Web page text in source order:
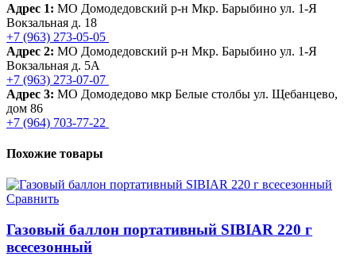
Адрес 1: МО Домодедовский р-н Мкр. Барыбино ул. 1-Я
Вокзальная д. 18
+7 (963) 273-05-05
Адрес 2: МО Домодедовский р-н Мкр. Барыбино ул. 1-Я
Вокзальная д. 5А
+7 (963) 273-07-07
Адрес 3: МО Домодедово мкр Белые столбы ул. Щебанцево,
дом 86
+7 (964) 703-77-22
Похожие товары
Сравнить
Газовый баллон портативный SIBIAR 220 г
всесезонный